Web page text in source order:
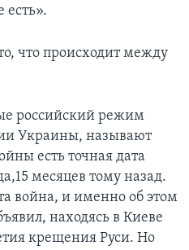
что происходит между
российский режим
Украины, называют
есть точная дата
месяцев тому назад.
война, и именно об этом
находясь в Киеве
крещения Руси. Но